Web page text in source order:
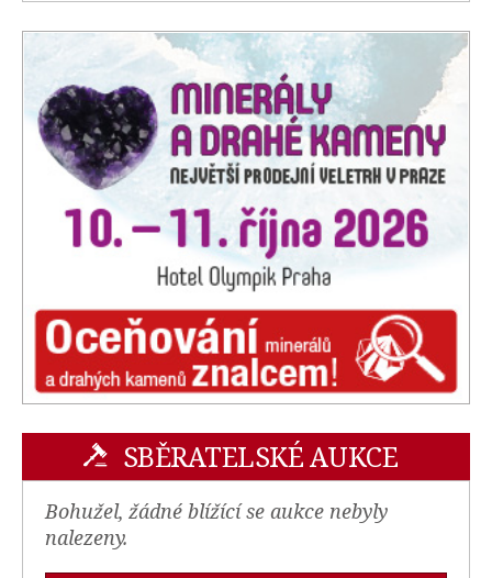
SBĚRATELSKÉ AUKCE
Bohužel, žádné blížící se aukce nebyly
nalezeny.